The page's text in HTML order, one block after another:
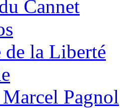
Cannet
de la Liberté
Pagnol